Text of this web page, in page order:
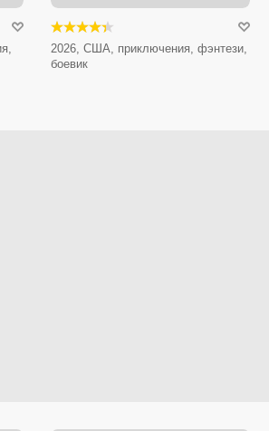
2026, США, приключения, фэнтези,
боевик